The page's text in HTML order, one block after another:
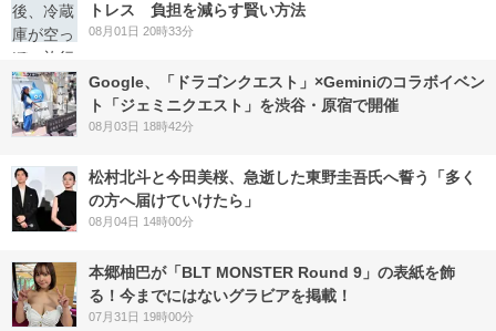
トレス 負担を減らす賢い方法
08月01日 20時33分
Google、「ドラゴンクエスト」×Geminiのコラボイベン
ト「ジェミニクエスト」を渋谷・原宿で開催
08月03日 18時42分
松村北斗と今田美桜、急逝した東野圭吾氏へ誓う「多く
の方へ届けていけたら」
08月04日 14時00分
本郷柚巴が「BLT MONSTER Round 9」の表紙を飾
る！今までにはないグラビアを掲載！
07月31日 19時00分